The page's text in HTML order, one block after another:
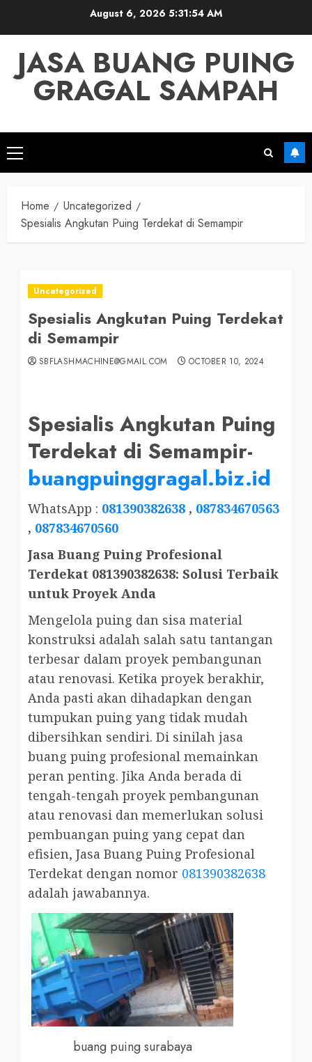
August 6, 2026 5:31:55 AM
JASA BUANG PUING
GRAGAL SAMPAH
Primary
Menu
Home
Uncategorized
Spesialis Angkutan Puing Terdekat di Semampir
Uncategorized
Spesialis Angkutan Puing Terdekat
di Semampir
SBFLASHMACHINE@GMAIL.COM OCTOBER 10, 2024
Spesialis Angkutan Puing
Terdekat di Semampir-
buangpuinggragal.biz.id
WhatsApp : 081390382638 , 087834670563
, 087834670560
Jasa Buang Puing Profesional
Terdekat 081390382638: Solusi Terbaik
untuk Proyek Anda
Mengelola puing dan sisa material
konstruksi adalah salah satu tantangan
terbesar dalam proyek pembangunan
atau renovasi. Ketika proyek berakhir,
Anda pasti akan dihadapkan dengan
tumpukan puing yang tidak mudah
dibersihkan sendiri. Di sinilah jasa
buang puing profesional memainkan
peran penting. Jika Anda berada di
tengah-tengah proyek pembangunan
atau renovasi dan memerlukan solusi
pembuangan puing yang cepat dan
efisien, Jasa Buang Puing Profesional
Terdekat dengan nomor 081390382638
adalah jawabannya.
buang puing surabaya